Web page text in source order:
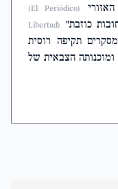
(El Periódico)
כוזבת"
(Libertad
תקיפה רוסית
ומוכנותה הצבאית של